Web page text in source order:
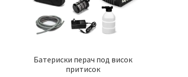
Батериски перач под висок
притисок